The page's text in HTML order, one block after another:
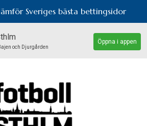
Sveriges bästa bettingsidor
och Djurgården
Öppna i appen